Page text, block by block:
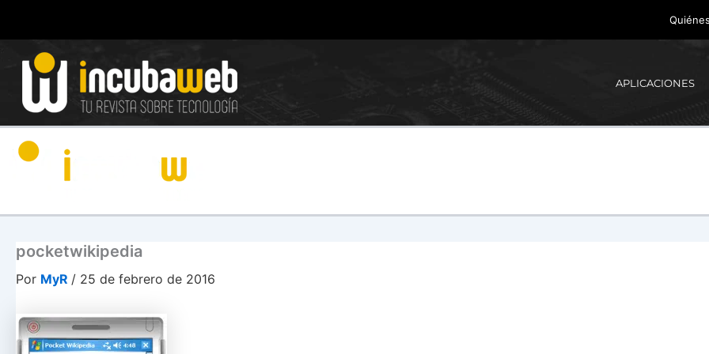
contenido
APLICACIONES
pocketwikipedia
Por MyR / 25 de febrero de 2016